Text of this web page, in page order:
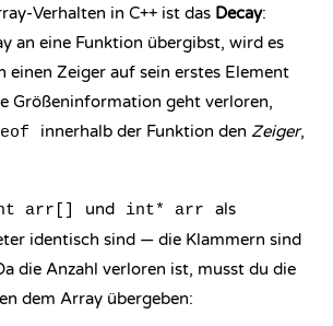
Verhalten in C++ ist das Decay:
an eine Funktion übergibst, wird es
einen Zeiger auf sein erstes Element
Größeninformation geht verloren,
innerhalb der Funktion den Zeiger,
arr[] und int* arr
als
identisch sind — die Klammern sind
die Anzahl verloren ist, musst du die
dem Array übergeben: